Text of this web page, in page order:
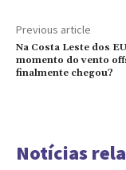
Previous article
Na Costa Leste dos
momento do vento
finalmente chegou?
Notícias